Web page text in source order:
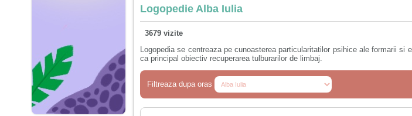
Logopedie Alba Iulia
3679 vizite
Logopedia se centreaza pe cunoasterea particularitatilor psihice ale formarii
ca principal obiectiv recuperarea tulburarilor de limbaj.
Filtreaza dupa oras